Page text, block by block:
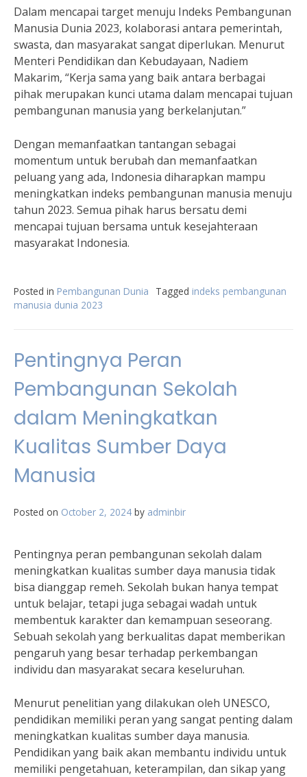
Dalam mencapai target menuju Indeks Pembangunan
Manusia Dunia 2023, kolaborasi antara pemerintah,
swasta, dan masyarakat sangat diperlukan. Menurut
Menteri Pendidikan dan Kebudayaan, Nadiem
Makarim, “Kerja sama yang baik antara berbagai
pihak merupakan kunci utama dalam mencapai tujuan
pembangunan manusia yang berkelanjutan.”
Dengan memanfaatkan tantangan sebagai
momentum untuk berubah dan memanfaatkan
peluang yang ada, Indonesia diharapkan mampu
meningkatkan indeks pembangunan manusia menuju
tahun 2023. Semua pihak harus bersatu demi
mencapai tujuan bersama untuk kesejahteraan
masyarakat Indonesia.
Posted in Pembangunan Dunia Tagged indeks pembangunan
manusia dunia 2023
Pentingnya Peran
Pembangunan Sekolah
dalam Meningkatkan
Kualitas Sumber Daya
Manusia
Posted on October 2, 2024 by adminbir
Pentingnya peran pembangunan sekolah dalam
meningkatkan kualitas sumber daya manusia tidak
bisa dianggap remeh. Sekolah bukan hanya tempat
untuk belajar, tetapi juga sebagai wadah untuk
membentuk karakter dan kemampuan seseorang.
Sebuah sekolah yang berkualitas dapat memberikan
pengaruh yang besar terhadap perkembangan
individu dan masyarakat secara keseluruhan.
Menurut penelitian yang dilakukan oleh UNESCO,
pendidikan memiliki peran yang sangat penting dalam
meningkatkan kualitas sumber daya manusia.
Pendidikan yang baik akan membantu individu untuk
memiliki pengetahuan, keterampilan, dan sikap yang